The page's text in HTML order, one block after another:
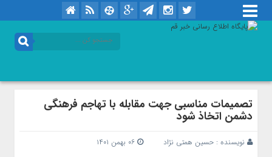
تصمیمات مناسبی جهت مقابله با تهاجم فرهنگی
دشمن اتخاذ شود
نویسنده : حسین همتی نژاد
۰۶ بهمن ۱۴۰۱